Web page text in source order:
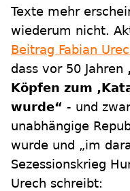
Texte mehr
wiederum nicht.
Beitrag Fabian
dass vor 50 Jahren
Köpfen zum
wurde“ - und
unabhängige
wurde und „im
Sezessionskrieg
Urech schreibt: